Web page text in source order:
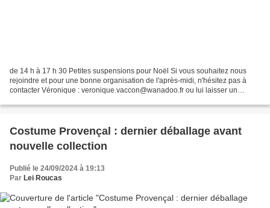
de 14 h à 17 h 30 Petites suspensions pour Noël Si vous souhaitez nous
rejoindre et pour une bonne organisation de l'après-midi, n'hésitez pas à
contacter Véronique : veronique.vaccon@wanadoo.fr ou lui laisser un
Costume Provençal : dernier déballage avant
nouvelle collection
Publié le 24/09/2024 à 19:13
Par Lei Roucas